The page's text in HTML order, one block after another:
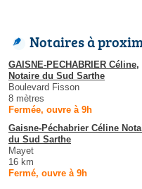
Notaires à
GAISNE-PECHABRIER Céline,
Notaire du Sud Sarthe
Boulevard Fisson
8 mètres
Fermée, ouvre à 9h
Gaisne-Péchabrier Céline
du Sud Sarthe
Mayet
16 km
Fermé, ouvre à 9h